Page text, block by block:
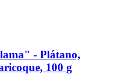
-​ Plátano,
100 g